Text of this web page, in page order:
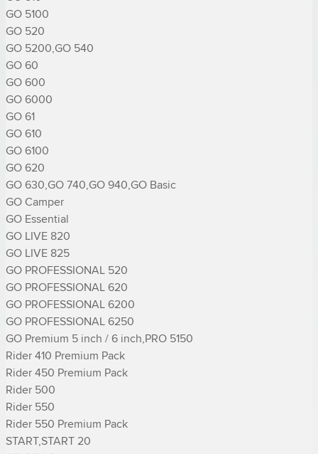
GO 5100
GO 520
GO 5200,GO 540
GO 60
GO 600
GO 6000
GO 61
GO 610
GO 6100
GO 620
GO 630,GO 740,GO 940,GO Basic
GO Camper
GO Essential
GO LIVE 820
GO LIVE 825
GO PROFESSIONAL 520
GO PROFESSIONAL 620
GO PROFESSIONAL 6200
GO PROFESSIONAL 6250
GO Premium 5 inch / 6 inch,PRO 5150
Rider 410 Premium Pack
Rider 450 Premium Pack
Rider 500
Rider 550
Rider 550 Premium Pack
START,START 20